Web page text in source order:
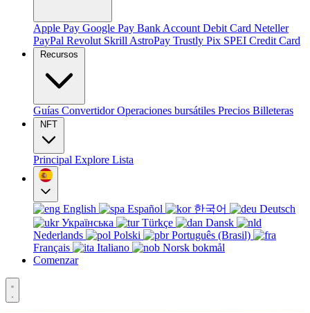
Apple Pay Google Pay Bank Account Debit Card Neteller
PayPal Revolut Skrill AstroPay Trustly Pix SPEI Credit Card
Recursos
Guías ConvertidorOperaciones bursátiles Precios Billeteras
NFT
Principal Explore Lista
English Español 한국어
Deutsch
Українська
Türkçe
Dansk
Nederlands
Polski
Português (Brasil)
Français
Italiano
Norsk bokmål
Comenzar